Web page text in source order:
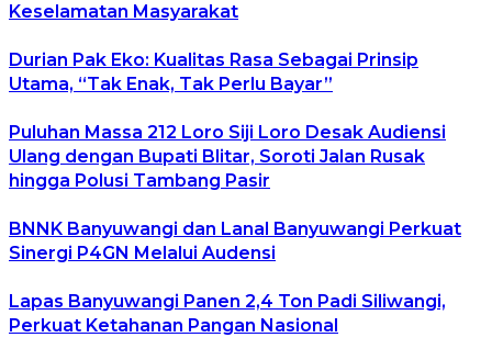
Keselamatan Masyarakat
Durian Pak Eko: Kualitas Rasa Sebagai Prinsip
Utama, “Tak Enak, Tak Perlu Bayar”
Puluhan Massa 212 Loro Siji Loro Desak Audiensi
Ulang dengan Bupati Blitar, Soroti Jalan Rusak
hingga Polusi Tambang Pasir
BNNK Banyuwangi dan Lanal Banyuwangi Perkuat
Sinergi P4GN Melalui Audensi
Lapas Banyuwangi Panen 2,4 Ton Padi Siliwangi,
Perkuat Ketahanan Pangan Nasional